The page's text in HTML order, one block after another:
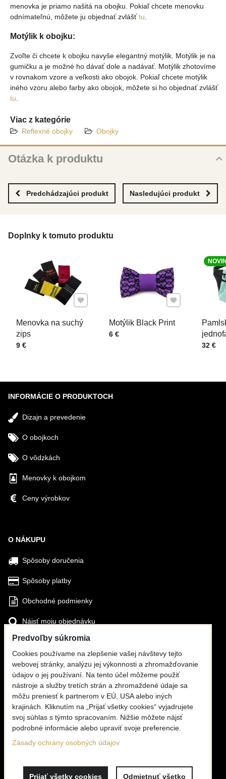
menovka je priamo našitá na obojku. Pokiaľ chcete menovku
odnímateľnú, môžete ju objednať zvlášťtu
Motýlik k obojku:
Zvoľte či chcete k obojku navyše elegantný motýlik. Motýlik je na
gumičku a je možné ho dávať dole a nadávať. Motýlik zhotovíme
v rovnakom vzore a veľkosti ako obojok. Pokiaľ chcete motýlik
iného vzoru alebo farby ako obojok, môžete si ho objednať zvlášť
tu
Viac z kategórie
Reflexné obojky Obojky
Otázka k produktu
MENO
VAŠA OTÁZKA K PRODUKTU
Odoslať
Predchádzajúci produkt Nasledujúci produkt
Doplnky k tomuto produktu
Menovka na suchý
zips
Cena s DPH
9 €
Pridať k Obľúbeným
Motýlik Black Print
Cena s DPH
6 €
Pridať k
Cena s
32 €
INFORMÁCIE O PRODUKTOCH
Dizajn a prevedenie
O obojkoch
O vôdzkách
Menovky k obojkom
Ceny výrobkov
O NÁKUPU
Spôsoby doručenia
Spôsoby platby
Obchodné podmienky
Nájsť moju objednávku
SLEDUJTE NÁS
Facebook
Instagram
KONTAKTY
☎+420 776 806 676 (PO - PI, 6 - 16:00)
Predvoľby súkromia
Cookies používame na zlepšenie vašej návštevy tejto
webovej stránky, analýzu jej výkonnosti a zhromažďovanie
údajov o jej používaní. Na tento účel môžeme použiť
nástroje a služby tretích strán a zhromaždené údaje sa
môžu preniesť k partnerom v EÚ, USA alebo iných
krajinách. Kliknutím na „Prijať všetky cookies“ vyjadrujete
svoj súhlas s týmto spracovaním. Nižšie môžete nájsť
podrobné informácie alebo upraviť svoje preferencie.
Zásady ochrany osobných údajov
Prijať všetky cookies Odmietnuť všetko